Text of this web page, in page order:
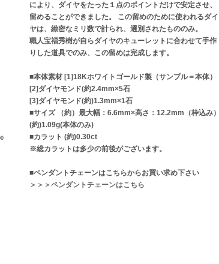
により、ダイヤをたった１点のポイントだけで安定させ、
留めることができました。 この留めのために使われるダイ
ヤは、緻密なミリ数で計られ、選別されたもののみ。
職人宝福秀樹が自らダイヤのキューレットに合わせて手作
りした道具でのみ、この留めは完成します。
■本体素材 [1]18Kホワイトゴールド製（サンプル＝本体）
[2]ダイヤモンド(約2.4mm×5石
[3]ダイヤモンド(約)1.3mm×1石
■サイズ （約）最大幅：6.6mm×高さ：12.2mm（枠込み）
(約)1.09g(本体のみ)
■カラット (約)0.30ct
※総カラットは多少の前後がございます。
■ペンダントチェーンはこちらからお買い求め下さい
＞＞＞ペンダントチェーンはこちら